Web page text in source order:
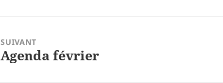
SUIVANT
Article
Agenda février